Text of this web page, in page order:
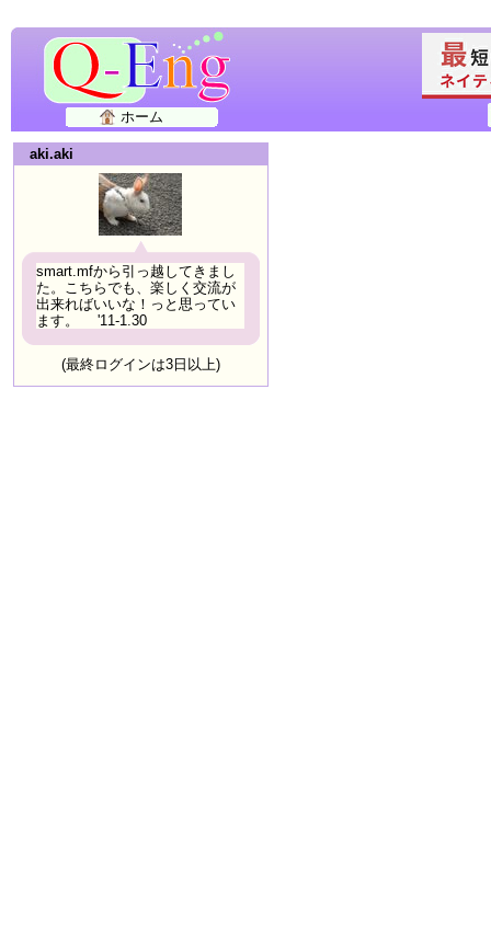
ホーム
aki.aki
smart.mfから引っ越してきまし
た。こちらでも、楽しく交流が
出来ればいいな！っと思ってい
ます。 '11-1.30
(最終ログインは3日以上)